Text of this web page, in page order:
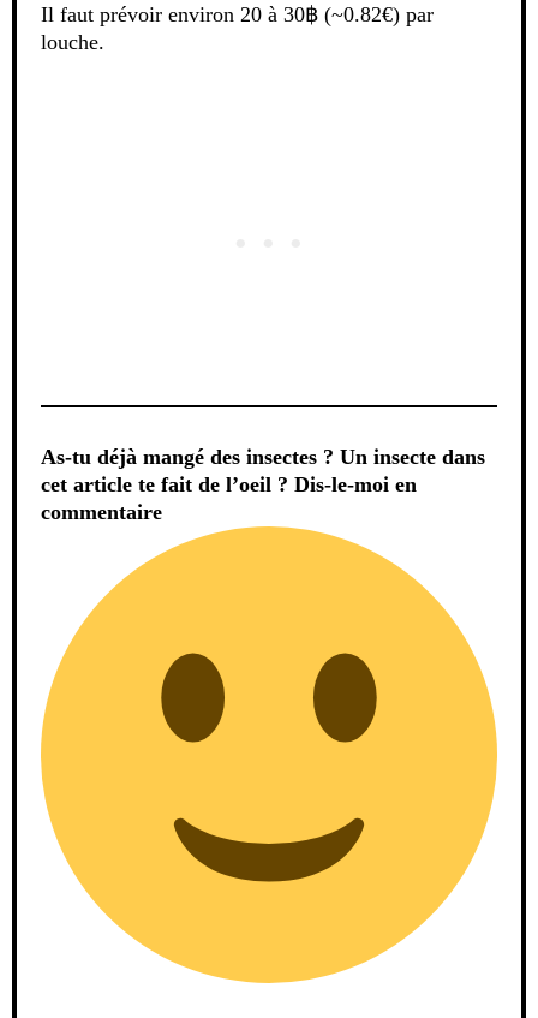
Il faut prévoir environ 20 à 30฿ (~0.82€) par
louche.
As-tu déjà mangé des insectes ? Un insecte dans
cet article te fait de l’oeil ? Dis-le-moi en
commentaire